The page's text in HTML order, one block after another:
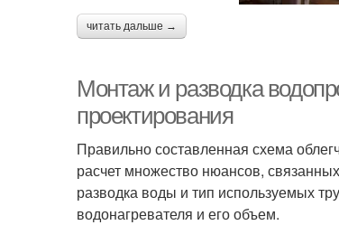
читать дальше →
Монтаж и разводка
проектирования
Правильно составленная схема
расчет множество нюансов,
разводка воды и тип используемых
водонагревателя и его объем.